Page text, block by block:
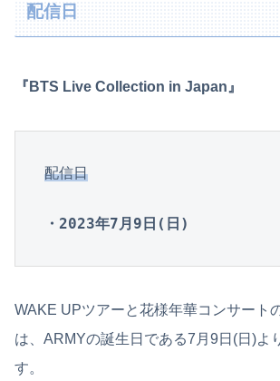
配信日
『BTS Live Collection in Japan』
配信日
・2023年7月9日(日)
WAKE UPツアーと花様年華コンサート
は、ARMYの誕生日である7月9日(日)よ
す。